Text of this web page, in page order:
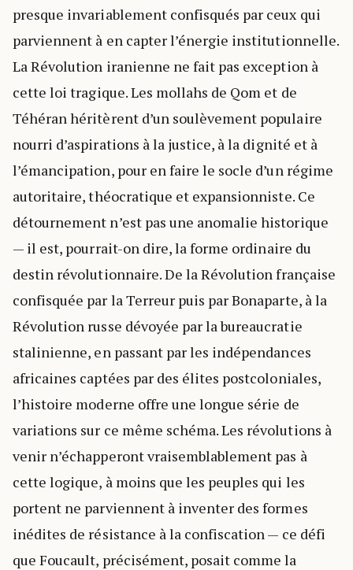
presque invariablement confisqués par ceux qui
parviennent à en capter l’énergie institutionnelle.
La Révolution iranienne ne fait pas exception à
cette loi tragique. Les mollahs de Qom et de
Téhéran héritèrent d’un soulèvement populaire
nourri d’aspirations à la justice, à la dignité et à
l’émancipation, pour en faire le socle d’un régime
autoritaire, théocratique et expansionniste. Ce
détournement n’est pas une anomalie historique
— il est, pourrait-on dire, la forme ordinaire du
destin révolutionnaire. De la Révolution française
confisquée par la Terreur puis par Bonaparte, à la
Révolution russe dévoyée par la bureaucratie
stalinienne, en passant par les indépendances
africaines captées par des élites postcoloniales,
l’histoire moderne offre une longue série de
variations sur ce même schéma. Les révolutions à
venir n’échapperont vraisemblablement pas à
cette logique, à moins que les peuples qui les
portent ne parviennent à inventer des formes
inédites de résistance à la confiscation — ce défi
que Foucault, précisément, posait comme la